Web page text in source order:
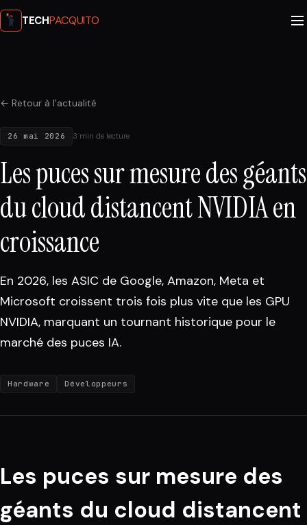
TECHPACQUITO
← Retour à l'actualité
26 mai 2026 3 min de lecture
Les puces sur mesure des géants
du cloud distancent NVIDIA en
croissance
En 2026, les ASIC de Google, Amazon, Meta et
Microsoft croissent trois fois plus vite que les GPU
NVIDIA, marquant un tournant historique pour le
marché des puces IA.
Hardware Développeurs
Les puces sur mesure des
géants du cloud distancent